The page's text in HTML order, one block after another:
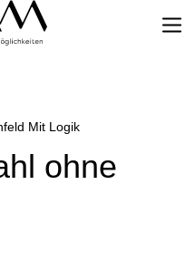
Mit Logik
ohne